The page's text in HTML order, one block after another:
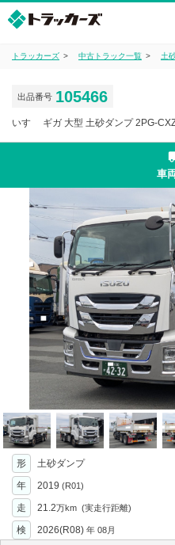
トラッカーズ 中古トラック一覧 土
出品番号 105466
いすゞ ギガ 大型 土砂ダンプ 2PG-
車
形 土砂ダンプ
年
2019 (R01)
走 21.2万km (実走行距離)
検
2026(R08) 年 08月